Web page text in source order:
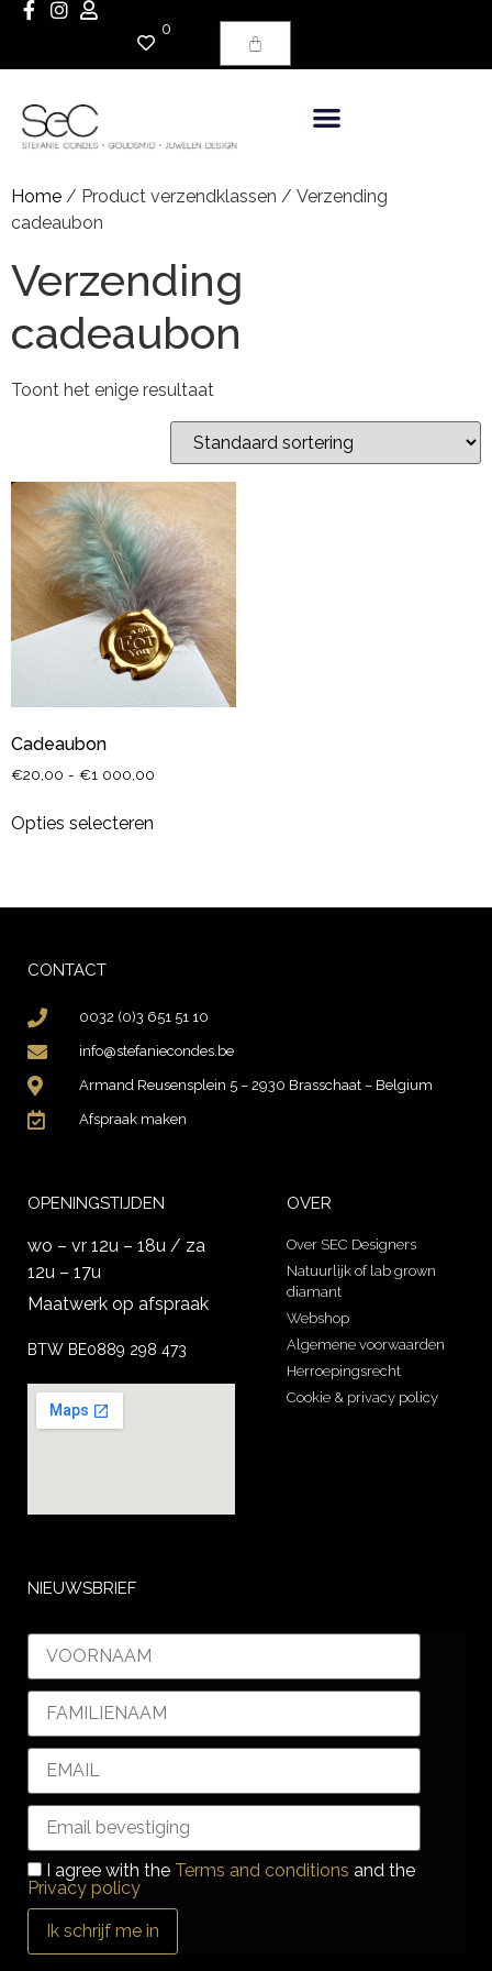
0
Home / Product verzendklassen / Verzending
cadeaubon
Verzending
cadeaubon
Toont het enige resultaat
Cadeaubon
€20,00 - €1 000,00
Opties selecteren
CONTACT
0032 (0)3 651 51 10
info@stefaniecondes.be
Armand Reusensplein 5 – 2930 Brasschaat – Belgium
Afspraak maken
OPENINGSTIJDEN
wo – vr 12u – 18u / za
12u – 17u
Maatwerk op afspraak
BTW BE0889 298 473
OVER
Over SEC Designers
Natuurlijk of lab grown
diamant
Webshop
Algemene voorwaarden
Herroepingsrecht
Cookie & privacy policy
NIEUWSBRIEF
I agree with the Terms and conditions and the
Privacy policy
Ik schrijf me in